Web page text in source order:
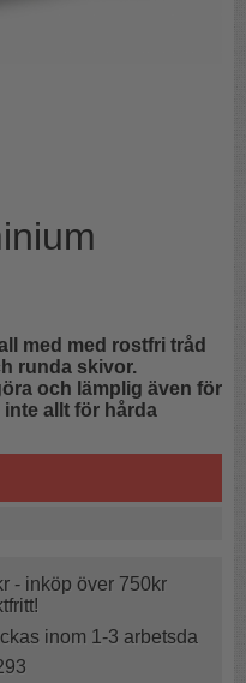
med med rostfri tråd
runda skivor.
och lämplig även för
allt för hårda
- inköp över 750kr
inom 1-3 arbetsda